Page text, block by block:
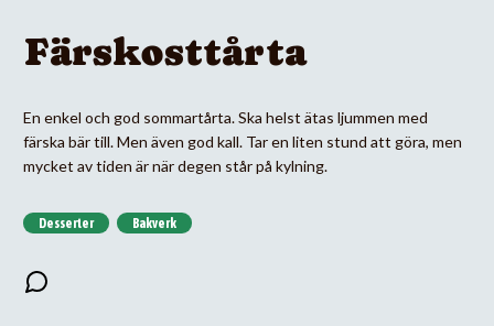
Färskosttårta
En enkel och god sommartårta. Ska helst ätas ljummen med
färska bär till. Men även god kall. Tar en liten stund att göra, men
mycket av tiden är när degen står på kylning.
Desserter Bakverk